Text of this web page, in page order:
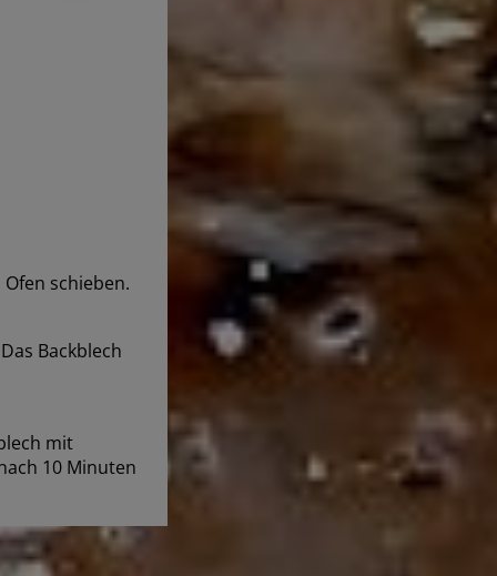
schieben.
Backblech
mit
10 Minuten